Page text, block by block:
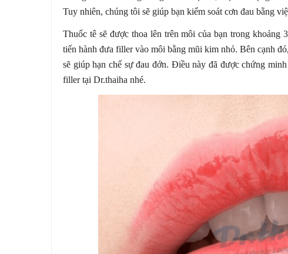
Tuy nhiên, chúng tôi sẽ giúp bạn kiểm soát cơn đau bằng
Thuốc tê sẽ được thoa lên trên môi của bạn trong khoảng
tiến hành đưa filler vào môi bằng mũi kim nhỏ. Bên cạnh
sẽ giúp hạn chế sự đau đớn. Điều này đã được chứng
filler tại Dr.thaiha nhé.